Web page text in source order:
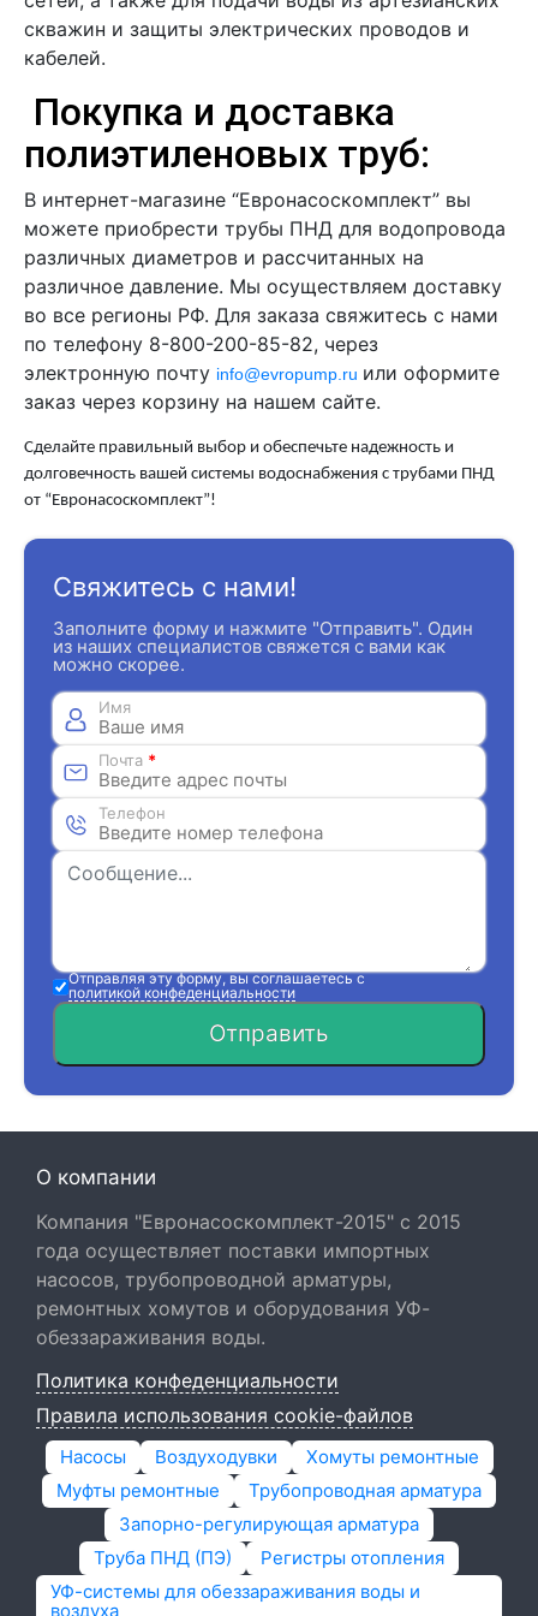
скважин и защиты электрических проводов и
кабелей.
Покупка и доставка
полиэтиленовых труб:
В интернет-магазине “Евронасоскомплект” вы
можете приобрести трубы ПНД для водопровода
различных диаметров и рассчитанных на
различное давление. Мы осуществляем доставку
во все регионы РФ. Для заказа свяжитесь с нами
по телефону 8-800-200-85-82, через
электронную почту info@evropump.ru или оформите
заказ через корзину на нашем сайте.
Сделайте правильный выбор и обеспечьте надежность и
долговечность вашей системы водоснабжения с трубами ПНД
от “Евронасоскомплект”!
Свяжитесь с нами!
Заполните форму и нажмите "Отправить". Один
из наших специалистов свяжется с вами как
можно скорее.
Имя
Почта *
Телефон
Отправляя эту форму, вы соглашаетесь с
политикой конфеденциальности
Отправить
О компании
Компания "Евронасоскомплект-2015" с 2015
года осуществляет поставки импортных
насосов, трубопроводной арматуры,
ремонтных хомутов и оборудования УФ-
обеззараживания воды.
Политика конфеденциальности
Правила использования cookie-файлов
Насосы Воздуходувки
Хомуты ремонтные
Муфты ремонтные
Трубопроводная арматура
Запорно-регулирующая арматура
Труба ПНД (ПЭ)
Регистры отопления
УФ-системы для обеззараживания воды и
воздуха